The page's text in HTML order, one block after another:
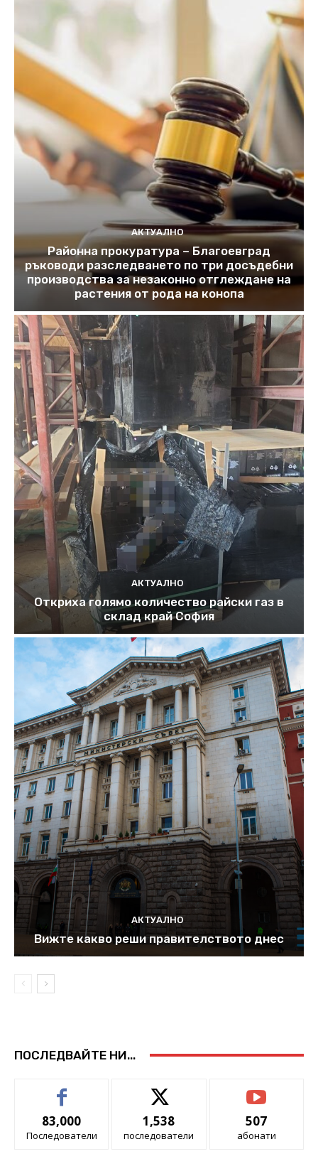
АКТУАЛНО
Районна прокуратура – Благоевград
ръководи разследването по три досъдебни
производства за незаконно отглеждане на
растения от рода на конопа
АКТУАЛНО
Откриха голямо количество райски газ в
склад край София
АКТУАЛНО
Вижте какво реши правителството днес
ПОСЛЕДВАЙТЕ НИ...
83,000
Последователи
1,538
последователи
507
абонати